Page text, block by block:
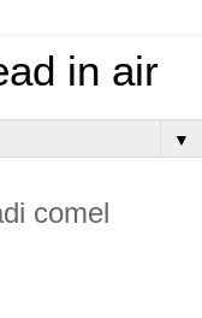
in air
▼
comel